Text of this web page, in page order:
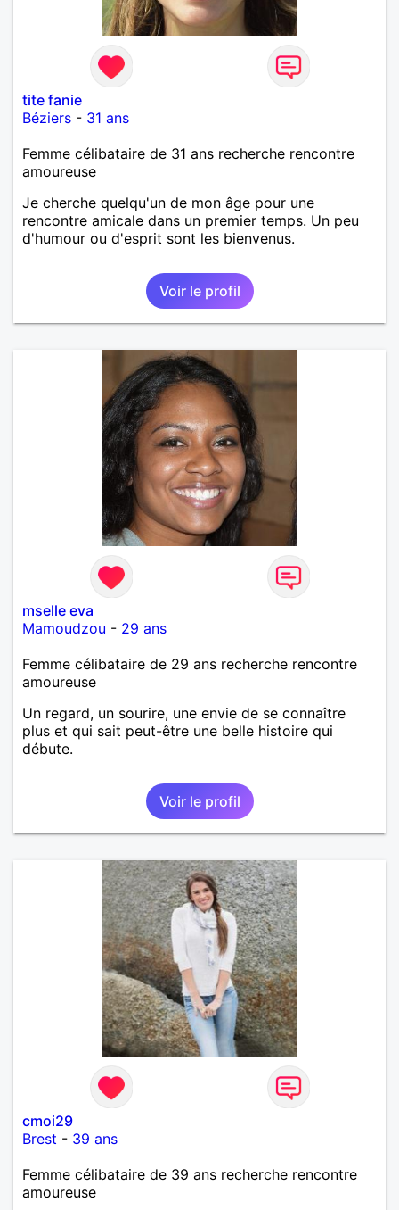
tite fanie
Béziers - 31 ans
Femme célibataire de 31 ans recherche rencontre
amoureuse
Je cherche quelqu'un de mon âge pour une
rencontre amicale dans un premier temps. Un peu
d'humour ou d'esprit sont les bienvenus.
Voir le profil
mselle eva
Mamoudzou - 29 ans
Femme célibataire de 29 ans recherche rencontre
amoureuse
Un regard, un sourire, une envie de se connaître
plus et qui sait peut-être une belle histoire qui
débute.
Voir le profil
cmoi29
Brest - 39 ans
Femme célibataire de 39 ans recherche rencontre
amoureuse